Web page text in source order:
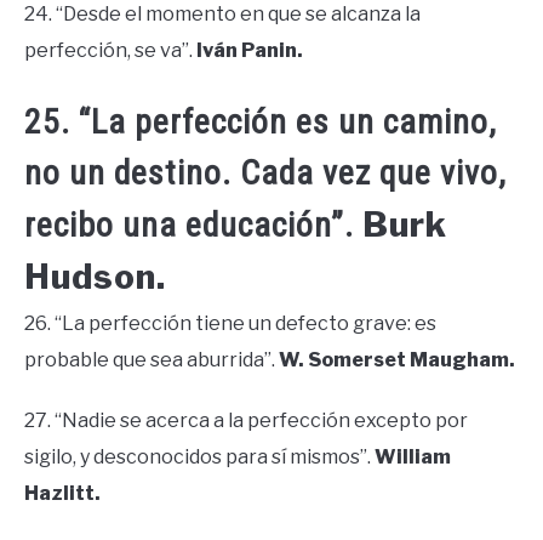
24. “Desde el momento en que se alcanza la
perfección, se va”. Iván Panin.
25. “La perfección es un camino,
no un destino. Cada vez que vivo,
recibo una educación”. Burk
Hudson.
26. “La perfección tiene un defecto grave: es
probable que sea aburrida”. W. Somerset Maugham.
27. “Nadie se acerca a la perfección excepto por
sigilo, y desconocidos para sí mismos”. William
Hazlitt.